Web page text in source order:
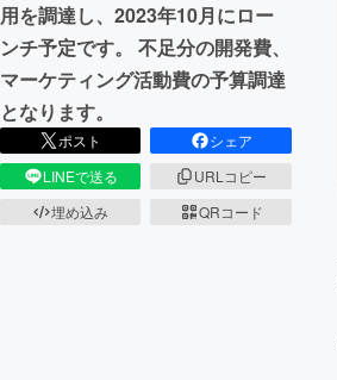
用を調達し、2023年10月にロー
ンチ予定です。 不足分の開発費、
マーケティング活動費の予算調達
となります。
ポスト
シェア
LINEで送る
URLコピー
埋め込み
QRコード